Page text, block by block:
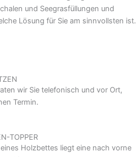
und Seegrasfüllungen und
Lösung für Sie am sinnvollsten ist.
wir Sie telefonisch und vor Ort,
Termin.
TOPPER